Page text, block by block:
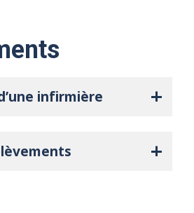
infirmière